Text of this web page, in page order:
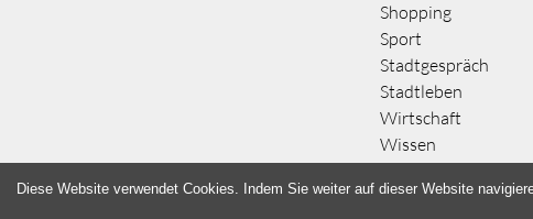
Shopping
Sport
Stadtgespräch
Stadtleben
Wirtschaft
Wissen
Diese Website verwendet Cookies. Indem Sie weiter auf dieser Website